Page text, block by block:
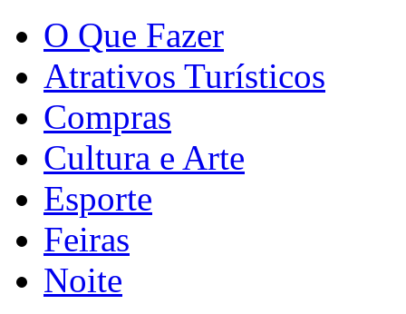
O Que Fazer
Atrativos Turísticos
Compras
Cultura e Arte
Esporte
Feiras
Noite